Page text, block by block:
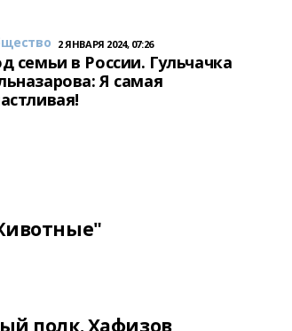
2 ЯНВАРЯ 2024, 07:26
семьи в России. Гульчачка
Я самая
полк. Хафизов